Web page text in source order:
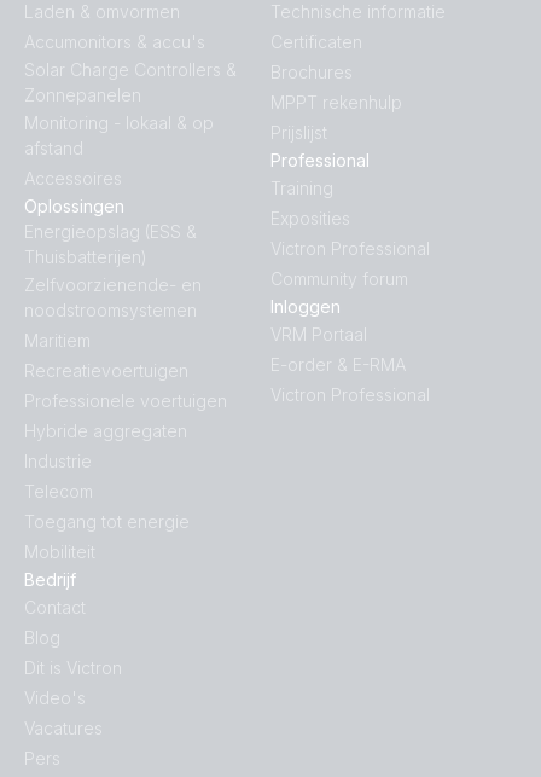
Laden & omvormen
Accumonitors & accu's
Solar Charge Controllers &
Zonnepanelen
Monitoring - lokaal & op
afstand
Accessoires
Oplossingen
Energieopslag (ESS &
Thuisbatterijen)
Zelfvoorzienende- en
noodstroomsystemen
Maritiem
Recreatievoertuigen
Professionele voertuigen
Hybride aggregaten
Industrie
Telecom
Toegang tot energie
Mobiliteit
Bedrijf
Contact
Blog
Dit is Victron
Video's
Vacatures
Pers
Technische informatie
Certificaten
Brochures
MPPT rekenhulp
Prijslijst
Professional
Training
Exposities
Victron Professional
Community forum
Inloggen
VRM Portaal
E-order & E-RMA
Victron Professional